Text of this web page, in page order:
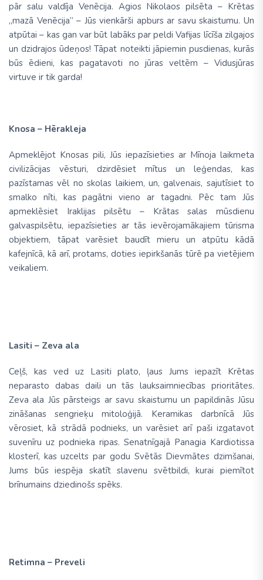
pār salu valdīja Venēcija. Agios Nikolaos pilsēta – Krētas
„mazā Venēcija” – Jūs vienkārši apburs ar savu skaistumu. Un
atpūtai – kas gan var būt labāks par peldi Vafijas līcīša zilgajos
un dzidrajos ūdeņos! Tāpat noteikti jāpiemin pusdienas, kurās
būs ēdieni, kas pagatavoti no jūras veltēm – Vidusjūras
virtuve ir tik garda!
Knosa – Hērakleja
Apmeklējot Knosas pili, Jūs iepazīsieties ar Mīnoja laikmeta
civilizācijas vēsturi, dzirdēsiet mītus un leģendas, kas
pazīstamas vēl no skolas laikiem, un, galvenais, sajutīsiet to
smalko nīti, kas pagātni vieno ar tagadni. Pēc tam Jūs
apmeklēsiet Iraklijas pilsētu – Krātas salas mūsdienu
galvaspilsētu, iepazīsieties ar tās ievērojamākajiem tūrisma
objektiem, tāpat varēsiet baudīt mieru un atpūtu kādā
kafejnīcā, kā arī, protams, doties iepirkšanās tūrē pa vietējiem
veikaliem.
Lasiti – Zeva ala
Ceļš, kas ved uz Lasiti plato, ļaus Jums iepazīt Krētas
neparasto dabas daili un tās lauksaimniecības prioritātes.
Zeva ala Jūs pārsteigs ar savu skaistumu un papildinās Jūsu
zināšanas sengrieķu mitoloģijā. Keramikas darbnīcā Jūs
vērosiet, kā strādā podnieks, un varēsiet arī paši izgatavot
suvenīru uz podnieka ripas. Senatnīgajā Panagia Kardiotissa
klosterī, kas uzcelts par godu Svētās Dievmātes dzimšanai,
Jums būs iespēja skatīt slavenu svētbildi, kurai piemītot
brīnumains dziedinošs spēks.
Retimna – Preveli